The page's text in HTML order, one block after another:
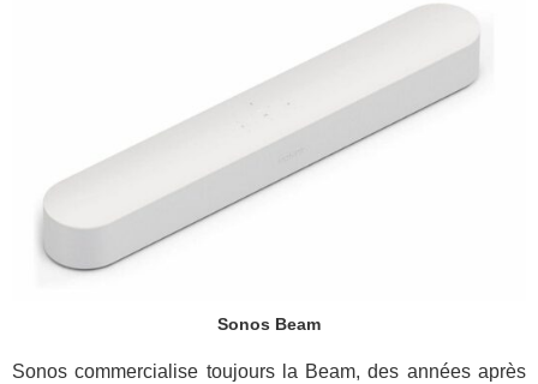
Sonos Beam
Sonos commercialise toujours la Beam, des années après